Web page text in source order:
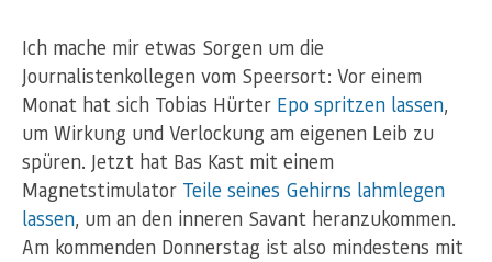
Ich mache mir etwas Sorgen um die
Journalistenkollegen vom Speersort: Vor einem
Monat hat sich Tobias Hürter Epo spritzen lassen,
um Wirkung und Verlockung am eigenen Leib zu
spüren. Jetzt hat Bas Kast mit einem
Magnetstimulator Teile seines Gehirns lahmlegen
lassen, um an den inneren Savant heranzukommen.
Am kommenden Donnerstag ist also mindestens mit